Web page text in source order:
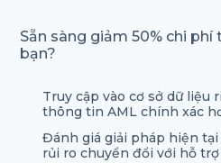
Sẵn sàng giảm 50% chi
bạn?
Truy cập vào cơ sở dữ liệu
thông tin AML chính xác
Đánh giá giải pháp hiện
rủi ro chuyển đổi với hỗ trợ